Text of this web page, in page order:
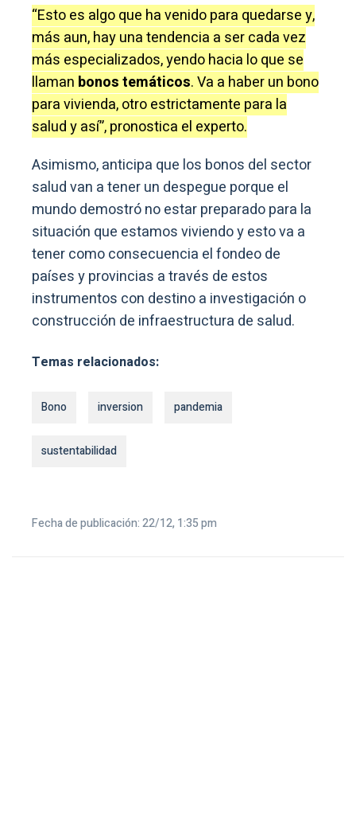
“Esto es algo que ha venido para quedarse y,
más aun, hay una tendencia a ser cada vez
más especializados, yendo hacia lo que se
llaman bonos temáticos. Va a haber un bono
para vivienda, otro estrictamente para la
salud y así”, pronostica el experto.
Asimismo, anticipa que los bonos del sector
salud van a tener un despegue porque el
mundo demostró no estar preparado para la
situación que estamos viviendo y esto va a
tener como consecuencia el fondeo de
países y provincias a través de estos
instrumentos con destino a investigación o
construcción de infraestructura de salud.
Temas relacionados:
Bono inversion pandemia
sustentabilidad
Fecha de publicación: 22/12, 1:35 pm